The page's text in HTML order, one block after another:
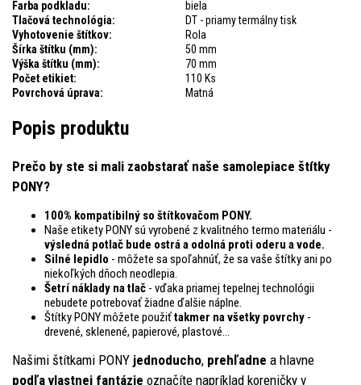
Farba podkladu:
biela
Tlačová technológia:
DT - priamy termálny tisk
Vyhotovenie štítkov:
Rola
Šírka štítku (mm):
50 mm
Výška štítku (mm):
70 mm
Počet etikiet:
110 Ks
Povrchová úprava:
Matná
Popis produktu
Prečo by ste si mali zaobstarať naše samolepiace štítky
PONY?
100% kompatibilný so štítkovačom PONY.
Naše etikety PONY sú vyrobené z kvalitného termo materiálu -
výsledná potlač bude ostrá a odolná proti oderu a vode.
Silné lepidlo - môžete sa spoľahnúť, že sa vaše štítky ani po
niekoľkých dňoch neodlepia.
Šetrí náklady na tlač - vďaka priamej tepelnej technológii
nebudete potrebovať žiadne ďalšie náplne.
Štítky PONY môžete použiťtakmer na všetky povrchy -
drevené, sklenené, papierové, plastové...
Našimi štítkami PONY jednoducho, prehľadne a hlavne
podľa vlastnej fantázie označíte napríklad koreničky v